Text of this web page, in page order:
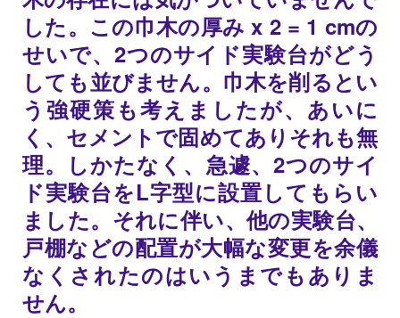
した。この巾木の厚み x 2 = 1 cmの
せいで、2つのサイド実験台がどう
しても並びません。巾木を削るとい
う強硬策も考えましたが、あいに
く、セメントで固めてありそれも無
理。しかたなく、急遽、2つのサイ
ド実験台をL字型に設置してもらい
ました。それに伴い、他の実験台、
戸棚などの配置が大幅な変更を余儀
なくされたのはいうまでもありま
せん。